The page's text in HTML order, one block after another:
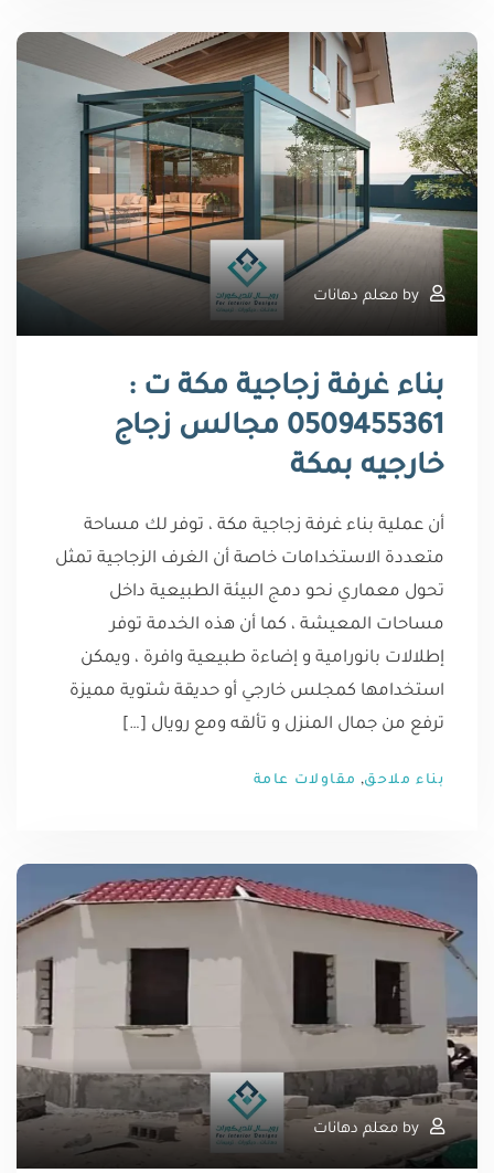
by معلم دهانات
بناء غرفة زجاجية مكة ت :
0509455361 مجالس زجاج
خارجيه بمكة
أن عملية بناء غرفة زجاجية مكة ، توفر لك مساحة
متعددة الاستخدامات خاصة أن الغرف الزجاجية تمثل
تحول معماري نحو دمج البيئة الطبيعية داخل
مساحات المعيشة ، كما أن هذه الخدمة توفر
إطلالات بانورامية و إضاءة طبيعية وافرة ، ويمكن
استخدامها كمجلس خارجي أو حديقة شتوية مميزة
ترفع من جمال المنزل و تألقه ومع رويال […]
بناء ملاحق, مقاولات عامة
by معلم دهانات